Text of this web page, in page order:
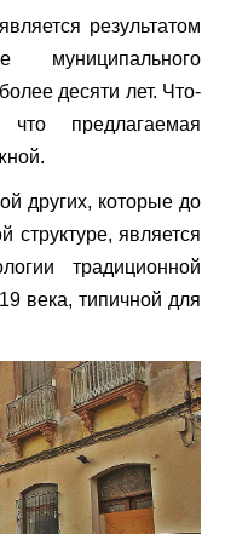
результатом
десяти лет. Что-
предлагаемая
других, которые до
структуре, является
традиционной
века, типичной для